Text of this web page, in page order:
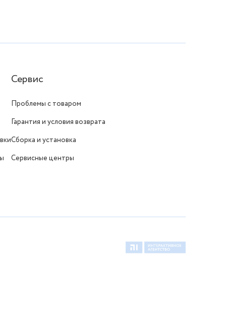
Сервис
Проблемы с товаром
Гарантия и условия возврата
Сборка и установка
Сервисные центры